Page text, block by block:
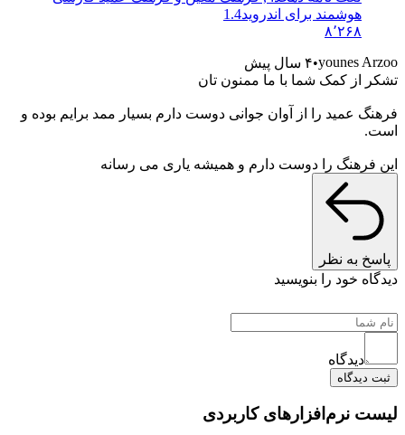
هوشمند برای اندروید1.4
۸٬۲۶۸
younes Arzoo ۴ سال پیش
تشکر از کمک شما با ما ممنون تان
فرهنگ عمید را از آوان جوانی دوست دارم بسیار ممد برایم بوده و
است.
این فرهنگ را دوست دارم و همیشه یاری می رسانه
پاسخ به نظر
دیدگاه خود را بنویسید
دیدگاه
ثبت دیدگاه
لیست نرم‌افزارهای کاربردی